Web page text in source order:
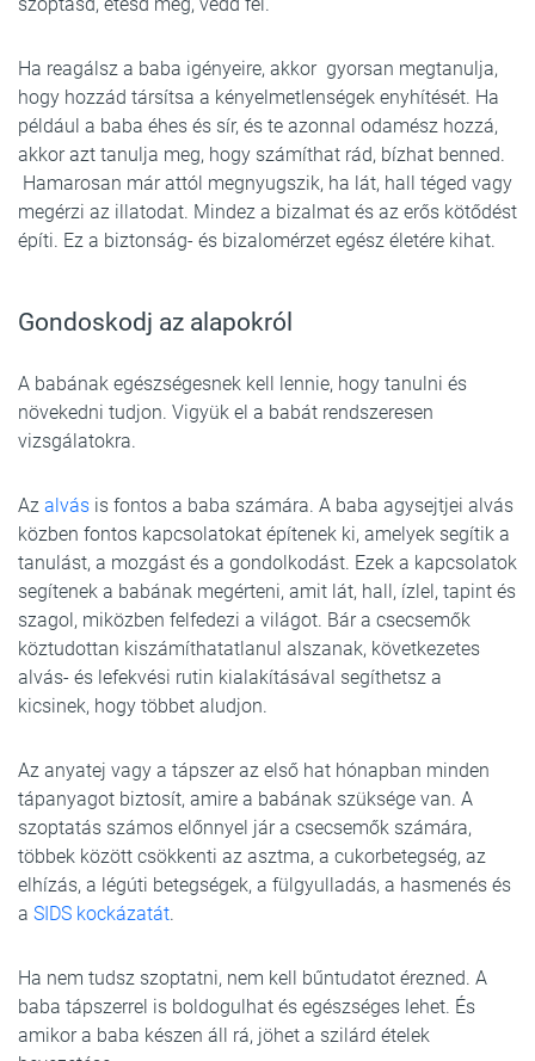
Ha reagálsz a baba igényeire, akkor gyorsan megtanulja,
hogy hozzád társítsa a kényelmetlenségek enyhítését. Ha
például a baba éhes és sír, és te azonnal odamész hozzá,
akkor azt tanulja meg, hogy számíthat rád, bízhat benned.
Hamarosan már attól megnyugszik, ha lát, hall téged vagy
megérzi az illatodat. Mindez a bizalmat és az erős kötődést
építi. Ez a biztonság- és bizalomérzet egész életére kihat.
Gondoskodj az alapokról
A babának egészségesnek kell lennie, hogy tanulni és
növekedni tudjon. Vigyük el a babát rendszeresen
vizsgálatokra.
Az alvás is fontos a baba számára. A baba agysejtjei alvás
közben fontos kapcsolatokat építenek ki, amelyek segítik a
tanulást, a mozgást és a gondolkodást. Ezek a kapcsolatok
segítenek a babának megérteni, amit lát, hall, ízlel, tapint és
szagol, miközben felfedezi a világot. Bár a csecsemők
köztudottan kiszámíthatatlanul alszanak, következetes
alvás- és lefekvési rutin kialakításával segíthetsz a
kicsinek, hogy többet aludjon.
Az anyatej vagy a tápszer az első hat hónapban minden
tápanyagot biztosít, amire a babának szüksége van. A
szoptatás számos előnnyel jár a csecsemők számára,
többek között csökkenti az asztma, a cukorbetegség, az
elhízás, a légúti betegségek, a fülgyulladás, a hasmenés és
a SIDS kockázatát.
Ha nem tudsz szoptatni, nem kell bűntudatot érezned. A
baba tápszerrel is boldogulhat és egészséges lehet. És
amikor a baba készen áll rá, jöhet a szilárd ételek